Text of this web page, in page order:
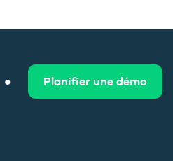
Planifier une démo